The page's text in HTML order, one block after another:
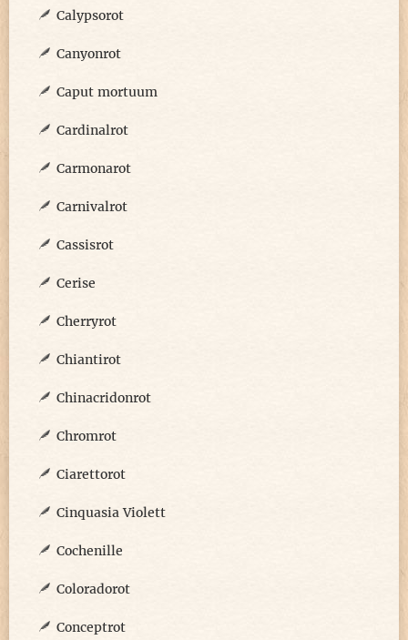
Calypsorot
Canyonrot
Caput mortuum
Cardinalrot
Carmonarot
Carnivalrot
Cassisrot
Cerise
Cherryrot
Chiantirot
Chinacridonrot
Chromrot
Ciarettorot
Cinquasia Violett
Cochenille
Coloradorot
Conceptrot